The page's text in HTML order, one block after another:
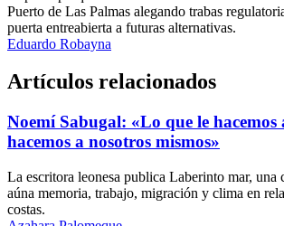
Puerto de Las Palmas alegando trabas
puerta entreabierta a futuras alternativas.
Eduardo Robayna
Artículos relacionados
Noemí Sabugal: «Lo que le hacemos
hacemos a nosotros mismos»
La escritora leonesa publica Laberinto mar, una
aúna memoria, trabajo, migración y clima en
costas.